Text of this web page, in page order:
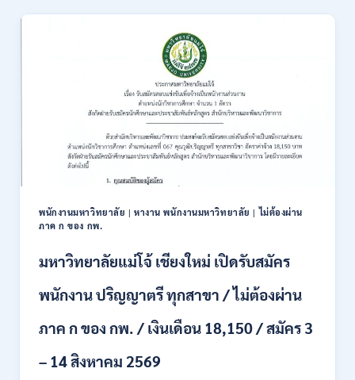
สิงหาคม
สมัคร
ข้าราชการ
28
/
ปวส.
ป.ตรี
สาขา
สมัคร
ONLINE
ก.ค.
19
2569
พนักงานมหาวิทยาลัย |หางาน พนักงานมหาวิทยาลัย |ไม่ต้องผ่าน
ภาค ก ของ กพ.
มหาวิทยาลัยแม่โจ้ เชียงใหม่ เปิดรับสมัคร
พนักงาน ปริญญาตรี ทุกสาขา / ไม่ต้องผ่าน
ภาค ก ของ กพ. / เงินเดือน 18,150 / สมัคร 3
– 14 สิงหาคม 2569